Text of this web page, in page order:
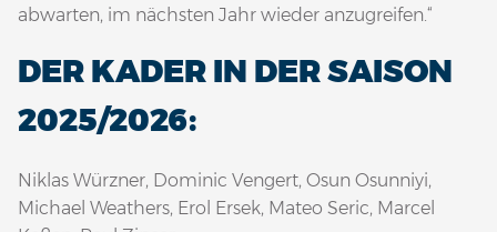
abwarten, im nächsten Jahr wieder anzugreifen.“
DER KADER IN DER SAISON
2025/2026:
Niklas Würzner, Dominic Vengert, Osun Osunniyi,
Michael Weathers, Erol Ersek, Mateo Seric, Marcel